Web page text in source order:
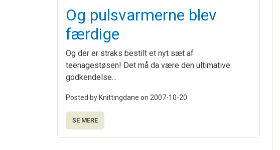
Og pulsvarmerne blev
færdige
Og der er straks bestilt et nyt sæt af
teenagestøsen! Det må da være den ultimative
godkendelse...
Posted by Knittingdane on 2007-10-20
SE MERE